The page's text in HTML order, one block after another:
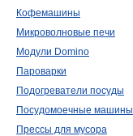
Кофемашины
Микроволновые печи
Модули Domino
Пароварки
Подогреватели посуды
Посудомоечные машины
Прессы для мусора